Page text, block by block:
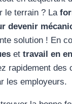
le terrain ? La
devenir
solution ! En
et travail en
rapidement des
les employeurs.